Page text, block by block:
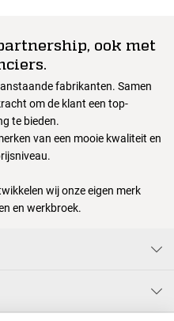
ook met
fabrikanten. Samen
om de klant een top-
te bieden.
van een mooie kwaliteit en
wij onze eigen merk
en werkbroek.